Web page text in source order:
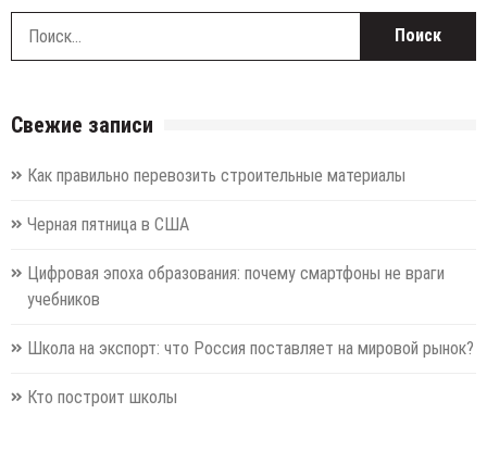
Свежие записи
Как правильно перевозить строительные материалы
Черная пятница в США
Цифровая эпоха образования: почему смартфоны не враги
учебников
Школа на экспорт: что Россия поставляет на мировой рынок?
Кто построит школы